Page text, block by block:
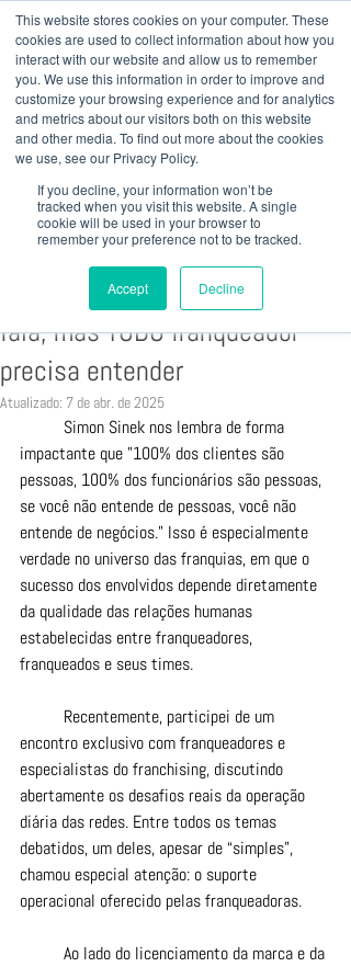
This website stores cookies on your computer. These
cookies are used to collect information about how you
interact with our website and allow us to remember
you. We use this information in order to improve and
customize your browsing experience and for analytics
and metrics about our visitors both on this website
and other media. To find out more about the cookies
we use, see our Privacy Policy.
If you decline, your information won’t be
tracked when you visit this website. A single
cookie will be used in your browser to
remember your preference not to be tracked.
Accept Decline
+ 55 413022 8333|baril@bariladvogados.com.br
Post
Suporte Operacional em
Franquias: O que pouca gente
fala, mas TODO franqueador
precisa entender
Baril Advogados
4 de abr. de 2025
Atualizado: 7 de abr. de 2025
impactante que "100% dos clientes são
pessoas, 100% dos funcionários são pessoas,
se você não entende de pessoas, você não
entende de negócios." Isso é especialmente
verdade no universo das franquias, em que o
sucesso dos envolvidos depende diretamente
da qualidade das relações humanas
estabelecidas entre franqueadores,
franqueados e seus times.
encontro exclusivo com franqueadores e
especialistas do franchising, discutindo
abertamente os desafios reais da operação
diária das redes. Entre todos os temas
debatidos, um deles, apesar de “simples”,
chamou especial atenção: o suporte
operacional oferecido pelas franqueadoras.